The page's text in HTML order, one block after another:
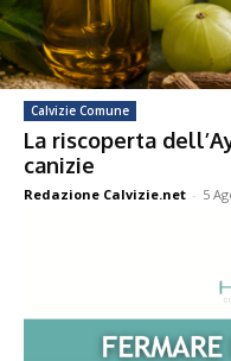
Calvizie Comune
La riscoperta
canizie
Redazione Calvizie.net - 5